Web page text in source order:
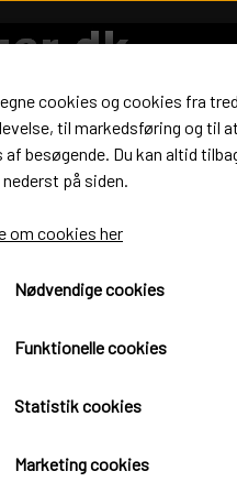
investering til ens
cookies og cookies fra
til markedsføring og til
af besøgende. Du kan altid
på siden.
om cookies her
Nødvendige cookies
Funktionelle cookies
Statistik cookies
Marketing cookies